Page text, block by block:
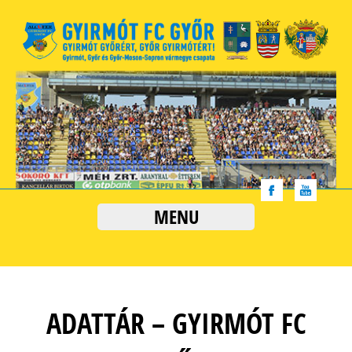
MENU
ADATTÁR – GYIRMÓT FC